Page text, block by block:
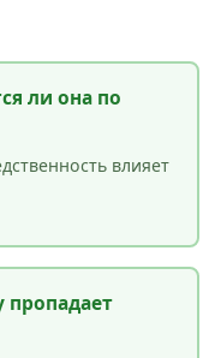
ли она по
влияет